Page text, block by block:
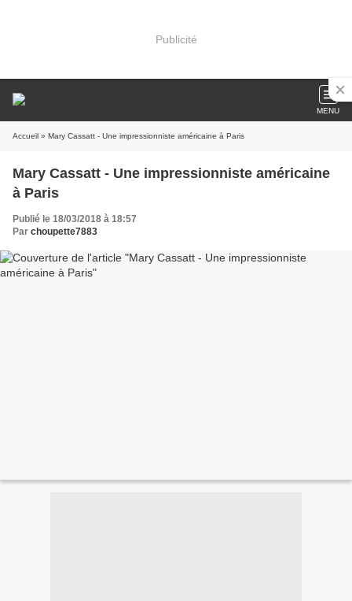
Publicité
MENU
Accueil » Mary Cassatt - Une impressionniste américaine à Paris
Mary Cassatt - Une impressionniste américaine
à Paris
Publié le 18/03/2018 à 18:57
Par choupette7883